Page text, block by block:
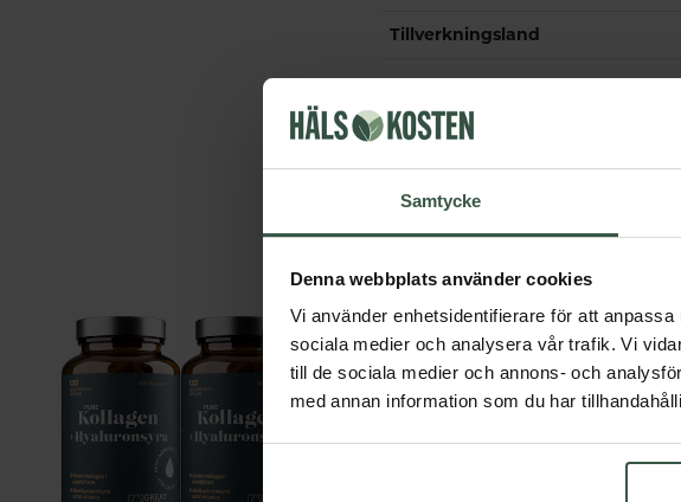
Samtycke
Denna webbplats använder cookies
Vi använder enhetsidentifierare för att
sociala medier och analysera vår trafik. Vi
till de sociala medier och annons- och
med annan information som du har
Tillverkningsland